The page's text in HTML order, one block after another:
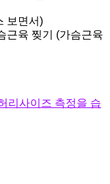
보면서)
근육 찢기 (가슴근육
리사이즈 측정을 습